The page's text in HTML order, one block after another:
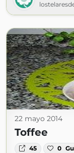
22 mayo 2014
Toffee
45 0